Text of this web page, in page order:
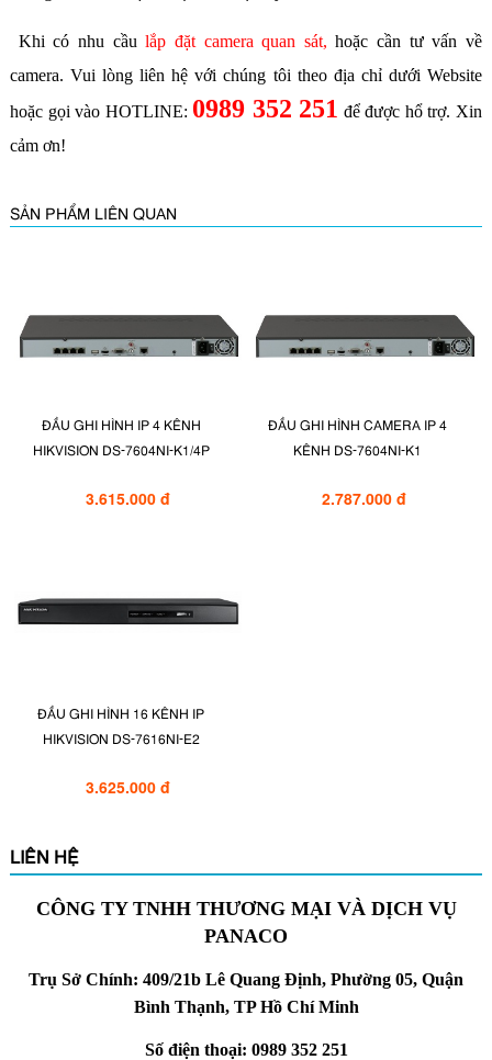
Khi có nhu cầulắp đặt camera quan sát, hoặc cần tư vấn về
camera. Vui lòng liên hệ với chúng tôi theo địa chỉ dưới Website
hoặc gọi vào HOTLINE: 0989 352 251 để được hổ trợ. Xin
cảm ơn!
SẢN PHẨM LIÊN QUAN
ĐẦU GHI HÌNH IP 4 KÊNH
HIKVISION DS-7604NI-K1/4P
3.615.000 đ
ĐẦU GHI HÌNH CAMERA IP 4
KÊNH DS-7604NI-K1
2.787.000 đ
ĐẦU GHI HÌNH 16 KÊNH IP
HIKVISION DS-7616NI-E2
3.625.000 đ
LIÊN HỆ
CÔNG TY TNHH THƯƠNG MẠI VÀ DỊCH VỤ
PANACO
Trụ Sở Chính: 409/21b Lê Quang Định, Phường 05, Quận
Bình Thạnh, TP Hồ Chí Minh
Số điện thoại: 0989 352 251